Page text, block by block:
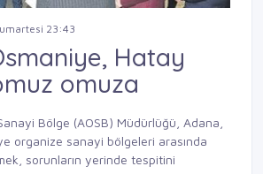
23:43
Hatay
omuza
Bölge (AOSB) Müdürlüğü, Adana,
organize sanayi bölgeleri arasında
sorunların yerinde tespitini